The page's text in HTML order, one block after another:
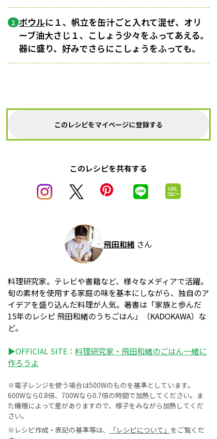
2 ボウルに１、帆立を缶汁ごと入れて混ぜ、オリ
ーブ油大さじ１、こしょう少々をふってあえる。
器に盛り、好みでさらにこしょうをふっても。
このレシピをマイページに登録する
このレシピを共有する
飛田和緒 さん
料理研究家。テレビや書籍など、様々なメディアで活躍。
旬の素材を使用する家庭の味を基本にしながら、独自のア
イデアを盛り込んだ料理が人気。著書は「家族と歩んだ
15年のレシピ 飛田和緒のうちごはん」（KADOKAWA）な
ど。
▶OFFICIAL SITE： 料理研究家・飛田和緒のごはん一緒に
作ろうよ
※電子レンジを使う場合は500Wのものを基準としています。
600Wなら0.8倍、700Wなら0.7倍の時間で加熱してください。ま
た機種によって差がありますので、様子をみながら加熱してくだ
さい。
※レシピ作成・表記の基準等は、
「レシピについて」 をご覧くだ